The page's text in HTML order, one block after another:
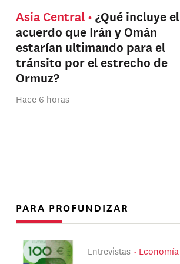
Asia Central
¿Qué incluye el
acuerdo que Irán y Omán
estarían ultimando para el
tránsito por el estrecho de
Ormuz?
Hace 6 horas
PARA PROFUNDIZAR
Entrevistas Economía